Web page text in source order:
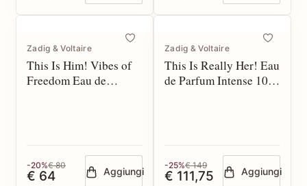
Zadig & Voltaire
This Is Him! Vibes of
Freedom Eau de
-20%€ 80
€ 64 Aggiungi
Zadig & Voltaire
This Is Really Her! Eau
de Parfum Intense 100
-25%€ 149
€ 111,75 Aggiungi